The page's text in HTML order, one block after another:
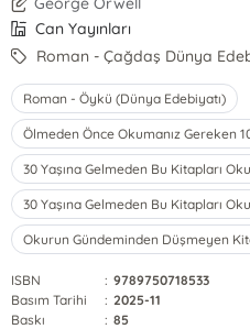
Can Yayınları
Roman - Çağdaş Dünya
Roman - Öykü (Dünya Edebiyatı)
Ölmeden Önce Okumanız Gereken
30 Yaşına Gelmeden Bu Kitapları
30 Yaşına Gelmeden Bu Kitapları
Okurun Gündeminden Düşmeyen
ISBN : 9789750718533
Basım Tarihi
: 2025-11
Baskı
: 85